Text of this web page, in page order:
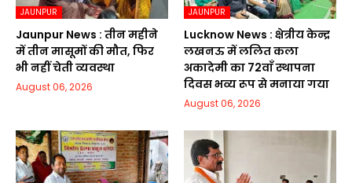
JAUNPUR
Jaunpur News : तीन महीने
में तीन मासूमों की मौत, फिर
भी नहीं चेती व्यवस्था
August 06, 2026
JAUNPUR
Lucknow News : क्षेत्रीय केन्द्र
लखनऊ में ललित कला
अकादेमी का 72वाॅं स्थापना
दिवस भव्य रूप से मनाया गया
August 06, 2026